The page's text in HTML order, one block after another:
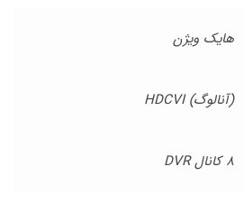
هایک ویژن
(آنالوگ) HDCVI
8 کانال DVR